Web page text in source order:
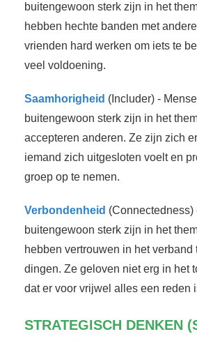
buitengewoon sterk zijn in het
hebben hechte banden met
vrienden hard werken om iets te
veel voldoening.
Saamhorigheid (Includer) -
buitengewoon sterk zijn in het
accepteren anderen. Ze zijn zich
iemand zich uitgesloten voelt en
groep op te nemen.
Verbondenheid (Connectedness)
buitengewoon sterk zijn in het
hebben vertrouwen in het verband
dingen. Ze geloven niet erg in het
dat er voor vrijwel alles een reden
STRATEGISCH DENKEN